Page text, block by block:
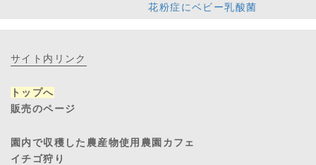
花粉症にベビー乳酸菌
サイト内リンク
トップへ
販売のページ
園内で収穫した農産物使用農園カフェ
イチゴ狩り